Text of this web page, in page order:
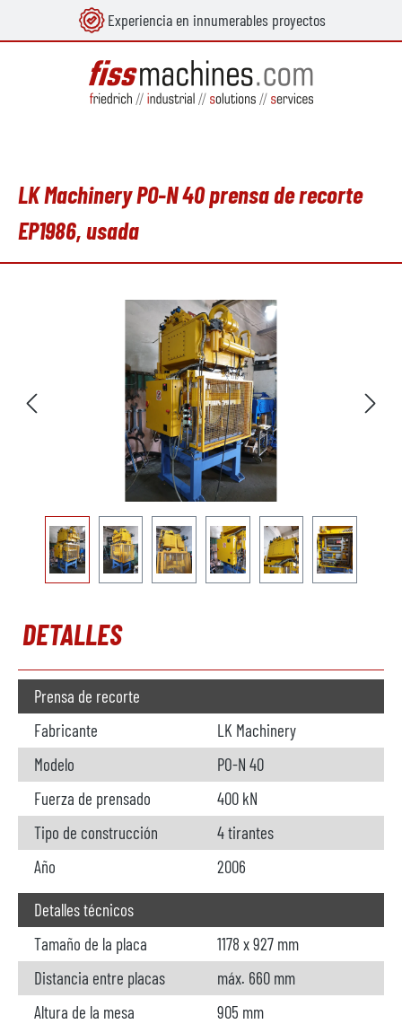
principal Experiencia en innumerables proyectos
LK Machinery PO-N 40 prensa de recorte
EP1986, usada
Omitir galería de imágenes
DETALLES
Prensa de recorte
Fabricante
LK Machinery
Modelo
PO-N 40
Fuerza de prensado
400 kN
Tipo de construcción
4 tirantes
Año
2006
Detalles técnicos
Tamaño de la placa
1178 x 927 mm
Distancia entre placas
máx. 660 mm
Altura de la mesa
905 mm